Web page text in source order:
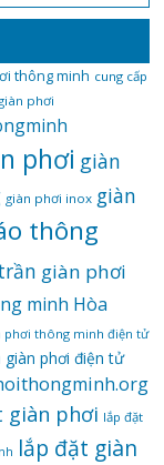
thông minh cung cấp
phơi
phơi giàn
giàn phơi inox giàn
thông
giàn phơi
minh Hòa
phơi thông minh điện tử
giàn phơi điện tử
giàn phơi lắp đặt
lắp đặt giàn